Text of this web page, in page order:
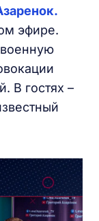
эфире.
В гостях –